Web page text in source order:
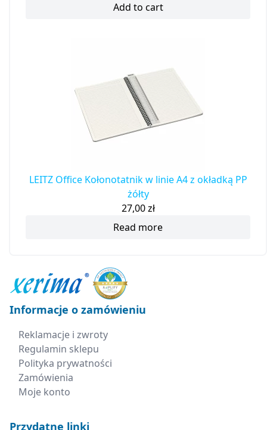
Add to cart
LEITZ Office Kołonotatnik w linie A4 z okładką PP
żółty
27,00zł
Read more
Informacje o zamówieniu
Reklamacje i zwroty
Regulamin sklepu
Polityka prywatności
Zamówienia
Moje konto
Przydatne linki